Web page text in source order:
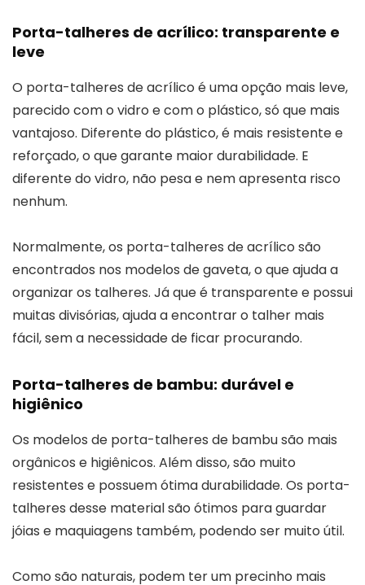
Porta-talheres de acrílico: transparente e
leve
O porta-talheres de acrílico é uma opção mais leve,
parecido com o vidro e com o plástico, só que mais
vantajoso. Diferente do plástico, é mais resistente e
reforçado, o que garante maior durabilidade. E
diferente do vidro, não pesa e nem apresenta risco
nenhum.
Normalmente, os porta-talheres de acrílico são
encontrados nos modelos de gaveta, o que ajuda a
organizar os talheres. Já que é transparente e possui
muitas divisórias, ajuda a encontrar o talher mais
fácil, sem a necessidade de ficar procurando.
Porta-talheres de bambu: durável e
higiênico
Os modelos de porta-talheres de bambu são mais
orgânicos e higiênicos. Além disso, são muito
resistentes e possuem ótima durabilidade. Os porta-
talheres desse material são ótimos para guardar
jóias e maquiagens também, podendo ser muito útil.
Como são naturais, podem ter um precinho mais